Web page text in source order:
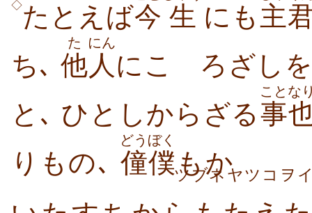
◇たとえば今 生 にも 主
ち､ 他
た
人
にん
にこゝろざし
と､ ひとしからざる事
こと な
りもの､ 僮僕
どうぼく
もか
ツブネヤツコヲ